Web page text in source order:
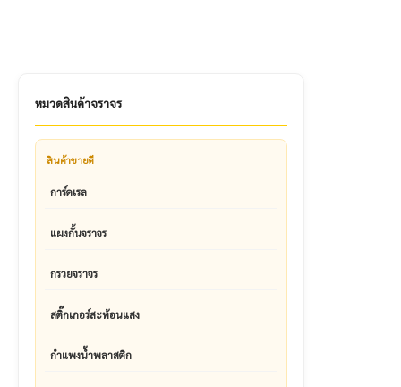
หมวดสินค้าจราจร
สินค้าขายดี
การ์ดเรล
แผงกั้นจราจร
กรวยจราจร
สติ๊กเกอร์สะท้อนแสง
กำแพงน้ำพลาสติก